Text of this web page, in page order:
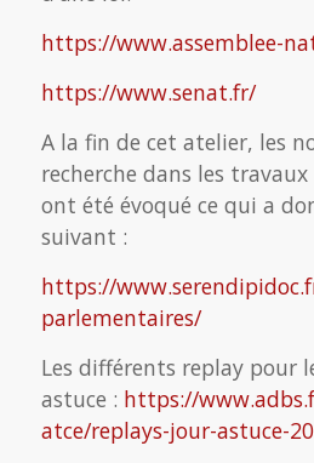
https://www.assemblee-
https://www.senat.fr/
A la fin de cet atelier, les
recherche dans les
ont été évoqué ce qui a
suivant :
https://
parlementaires/
Les différents replay pour
astuce : https://
atce/replays-jour-astuce-